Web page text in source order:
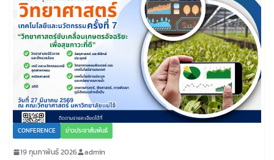
CONFERENCE ข่าวประชาสัมพันธ์
19 กุมภาพันธ์ 2026 admin